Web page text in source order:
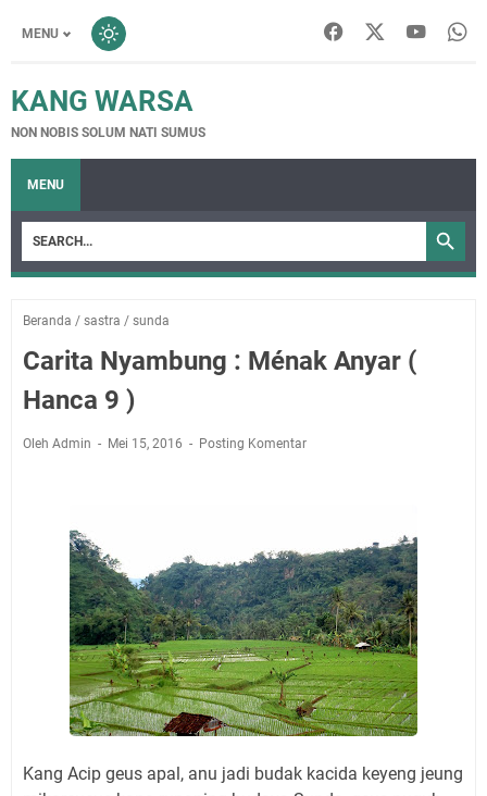
MENU
KANG WARSA
NON NOBIS SOLUM NATI SUMUS
MENU
Beranda / sastra / sunda
Carita Nyambung : Ménak Anyar (
Hanca 9 )
Oleh Admin Mei 15, 2016 Posting Komentar
Kang Acip geus apal, anu jadi budak kacida keyeng jeung